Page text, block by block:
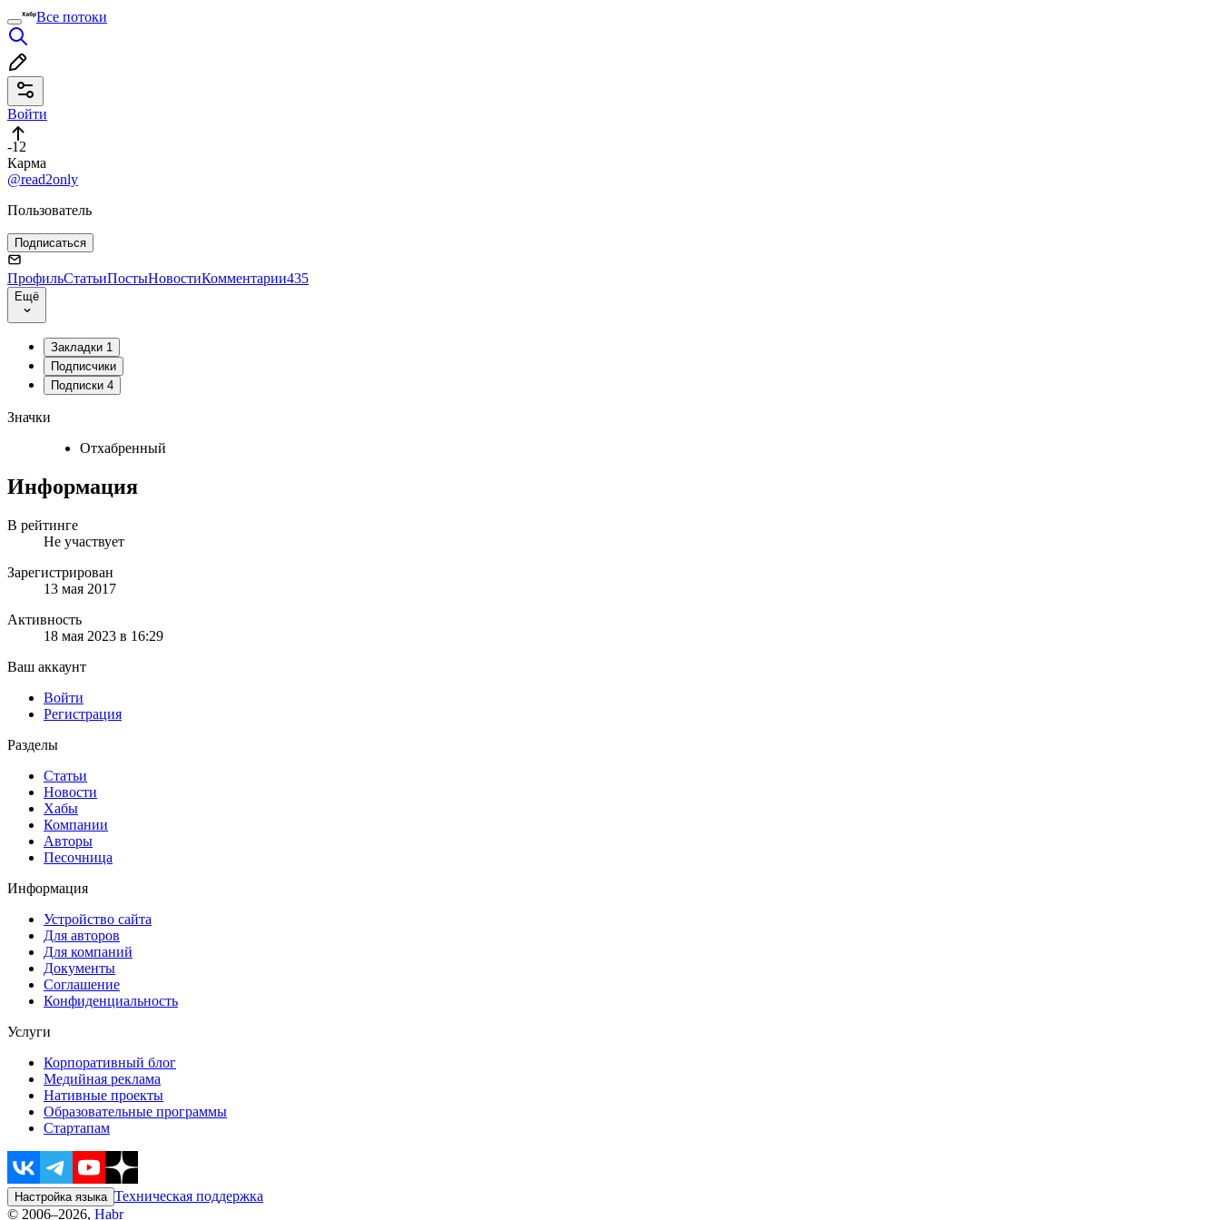
Все потоки
Войти
-12
Карма
@read2only
Пользователь
Подписаться
ПрофильСтатьиПостыНовостиКомментарии435
Ещё
Закладки 1
Подписчики
Подписки 4
Значки
Отхабренный
Информация
В рейтинге
Не участвует
Зарегистрирован
13 мая 2017
Активность
18 мая 2023 в 16:29
Ваш аккаунт
Войти
Регистрация
Разделы
Статьи
Новости
Хабы
Компании
Авторы
Песочница
Информация
Устройство сайта
Для авторов
Для компаний
Документы
Соглашение
Конфиденциальность
Услуги
Корпоративный блог
Медийная реклама
Нативные проекты
Образовательные программы
Стартапам
Настройка языка Техническая поддержка
© 2006–2026, Habr